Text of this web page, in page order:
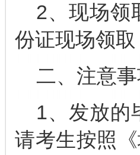
2、现场领
份证现场领取
二、注意
1、发放的
请考生按照